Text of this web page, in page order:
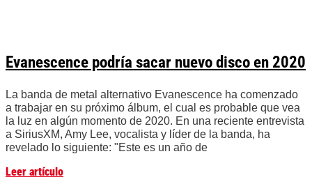
Evanescence podría sacar nuevo disco en 2020
La banda de metal alternativo Evanescence ha comenzado
a trabajar en su próximo álbum, el cual es probable que vea
la luz en algún momento de 2020. En una reciente entrevista
a SiriusXM, Amy Lee, vocalista y líder de la banda, ha
revelado lo siguiente: "Este es un año de
Leer artículo